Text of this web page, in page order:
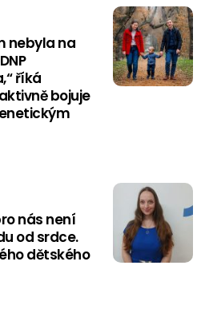
nebyla na
říká
bojuje
nás není
od srdce.
dětského